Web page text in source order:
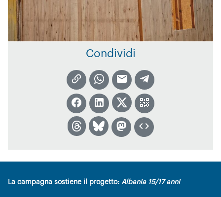
Condividi
La campagna sostiene il progetto: Albania 15/17 anni